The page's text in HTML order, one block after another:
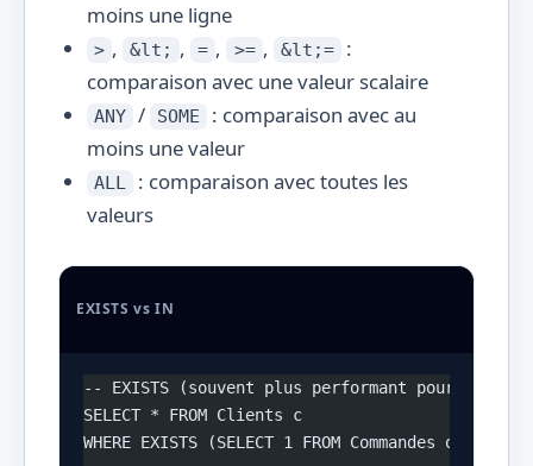
moins une ligne
> , &lt; , = , >= , &lt;=
:
comparaison avec une valeur scalaire
ANY / SOME
: comparaison avec au
moins une valeur
ALL
: comparaison avec toutes les
valeurs
EXISTS vs IN
-- EXISTS (souvent plus performant pour les
SELECT * FROM Clients c
WHERE EXISTS (SELECT 1 FROM Commandes o